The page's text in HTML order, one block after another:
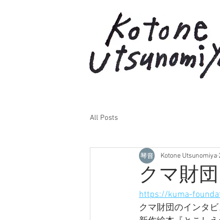
All Posts
クマ財
Kotone Utsunomiya
https://kuma-
クマ財団のインタ